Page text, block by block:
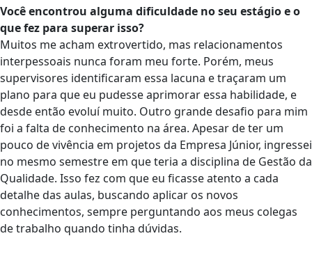
Você encontrou alguma dificuldade no seu estágio e o
que fez para superar isso?
Muitos me acham extrovertido, mas relacionamentos
interpessoais nunca foram meu forte. Porém, meus
supervisores identificaram essa lacuna e traçaram um
plano para que eu pudesse aprimorar essa habilidade, e
desde então evoluí muito. Outro grande desafio para mim
foi a falta de conhecimento na área. Apesar de ter um
pouco de vivência em projetos da Empresa Júnior, ingressei
no mesmo semestre em que teria a disciplina de Gestão da
Qualidade. Isso fez com que eu ficasse atento a cada
detalhe das aulas, buscando aplicar os novos
conhecimentos, sempre perguntando aos meus colegas
de trabalho quando tinha dúvidas.